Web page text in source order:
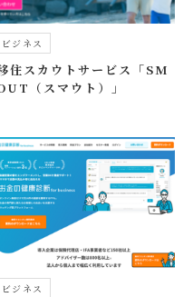
ビジネス
住スカウトサービス「SM
（スマウト）」
ビジネス